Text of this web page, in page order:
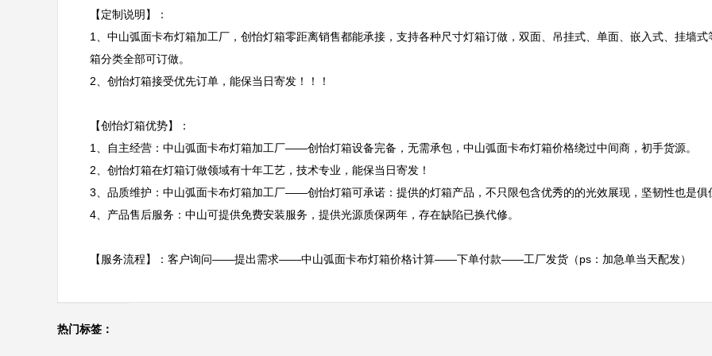
【定制说明】：
1、中山弧面卡布灯箱加工厂，创怡灯箱零距离销售都能承接，支持各种尺寸灯箱订做，双面、吊挂式、单面、嵌入式、挂墙式
箱分类全部可订做。
2、创怡灯箱接受优先订单，能保当日寄发！！！
【创怡灯箱优势】：
1、自主经营：中山弧面卡布灯箱加工厂——创怡灯箱设备完备，无需承包，中山弧面卡布灯箱价格绕过中间商，初手货源。
2、创怡灯箱在灯箱订做领域有十年工艺，技术专业，能保当日寄发！
3、品质维护：中山弧面卡布灯箱加工厂——创怡灯箱可承诺：提供的灯箱产品，不只限包含优秀的的光效展现，坚韧性也是俱
4、产品售后服务：中山可提供免费安装服务，提供光源质保两年，存在缺陷已换代修。
【服务流程】：客户询问——提出需求——中山弧面卡布灯箱价格计算——下单付款——工厂发货（ps：加急单当天配发）
热门标签：